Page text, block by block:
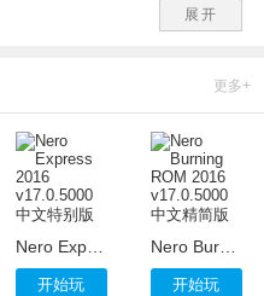
展开
更多+
Nero Express 2016 v17.0.5000 中文特别版
开始玩
Nero Burning ROM 2016 v17.0.5000 中文精简版
开始玩